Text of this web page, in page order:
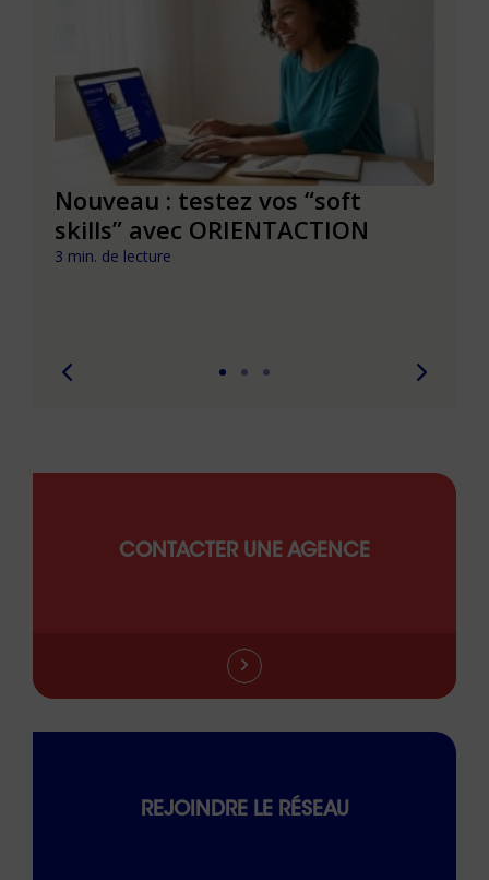
Nouveau : testez vos “soft
skills” avec ORIENTACTION
3 min. de lecture
CONTACTER UNE AGENCE
REJOINDRE LE RÉSEAU